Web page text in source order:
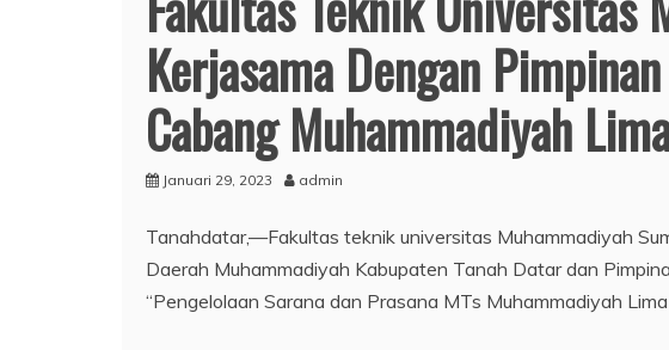
Kerjasama Dengan
Cabang Muhammadiyah
Januari 29, 2023 admin
Tanahdatar,—Fakultas teknik universitas Muhammadiyah
Daerah Muhammadiyah Kabupaten Tanah Datar dan
“Pengelolaan Sarana dan Prasana MTs Muhammadiyah